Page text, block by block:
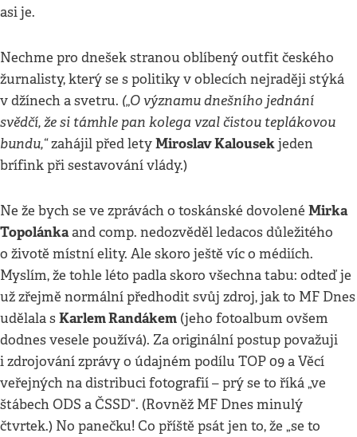
asi je.
Nechme pro dnešek stranou oblíbený outfit českého
žurnalisty, který se s politiky v oblecích nejraději stýká
v džínech a svetru. („O významu dnešního jednání
svědčí, že si támhle pan kolega vzal čistou teplákovou
bundu,“zahájil před letyMiroslav Kalousekjeden
brífink při sestavování vlády.)
Ne že bych se ve zprávách o toskánské dovolené Mirka
Topolánkaand comp. nedozvěděl ledacos důležitého
o životě místní elity. Ale skoro ještě víc o médiích.
Myslím, že tohle léto padla skoro všechna tabu: odteď je
už zřejmě normální předhodit svůj zdroj, jak to MF Dnes
udělala sKarlem Randákem (jeho fotoalbum ovšem
dodnes vesele používá). Za originální postup považuji
i zdrojování zprávy o údajném podílu TOP 09 a Věcí
veřejných na distribuci fotografií – prý se to říká „ve
štábech ODS a ČSSD“. (Rovněž MF Dnes minulý
čtvrtek.) No panečku! Co příště psát jen to, že „se to